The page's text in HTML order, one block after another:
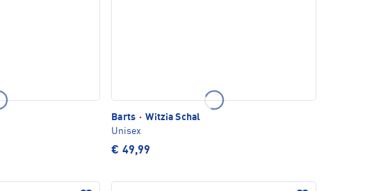
Barts · Witzia Schal
Unisex
€ 49,99